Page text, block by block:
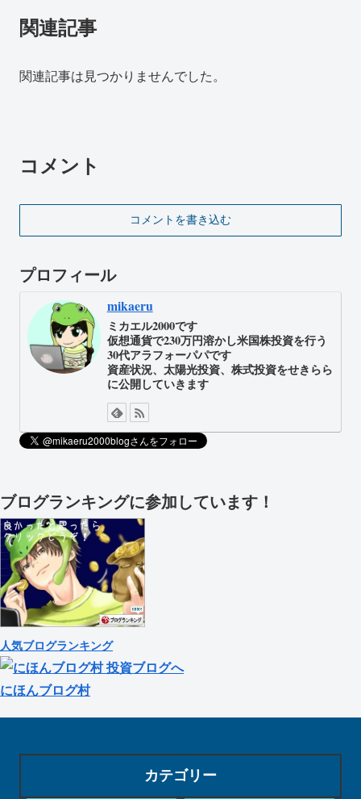
関連記事
関連記事は見つかりませんでした。
コメント
コメントを書き込む
プロフィール
mikaeru
ミカエル2000です
仮想通貨で230万円溶かし米国株投資を行う
30代アラフォーパパです
資産状況、太陽光投資、株式投資をせきらら
に公開していきます
ブログランキングに参加しています！
人気ブログランキング
にほんブログ村
カテゴリー